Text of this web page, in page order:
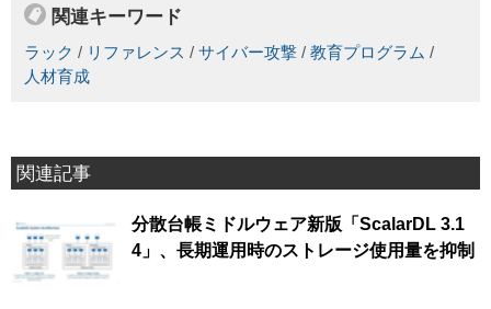
関連キーワード
ラック / リファレンス / サイバー攻撃 / 教育プログラム /
人材育成
関連記事
分散台帳ミドルウェア新版「ScalarDL 3.1
4」、長期運用時のストレージ使用量を抑制